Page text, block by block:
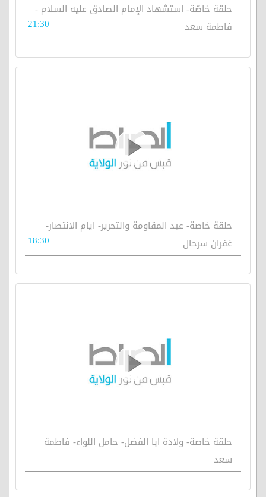
حلقة خاصّة- استشهاد الإمام الصادق عليه السلام -
فاطمة سعد
21:30
حلقة خاصة- عيد المقاومة والتحرير- ايام الانتصار-
غفران سرحال
18:30
حلقة خاصة- ولادة ابا الفضل- حامل اللواء- فاطمة
سعد